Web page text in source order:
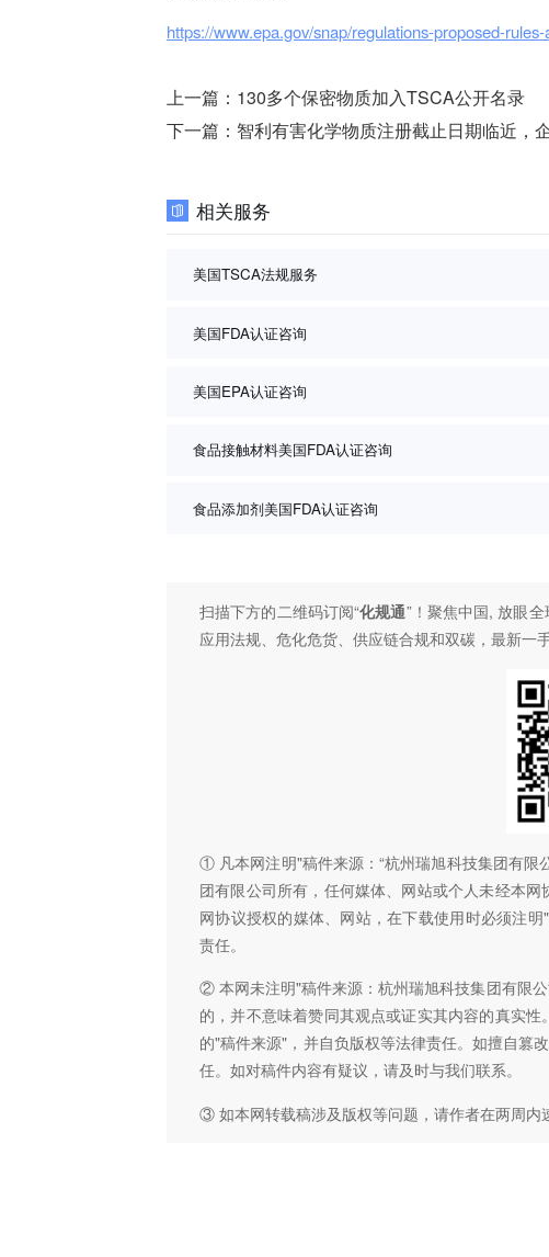
https://www.epa.gov/snap/regulations-proposed-
上一篇： 130多个保密物质加入TSCA公开名录
下一篇： 智利有害化学物质注册截止日期临近，
相关服务
美国TSCA法规服务
美国FDA认证咨询
美国EPA认证咨询
食品接触材料美国FDA认证咨询
食品添加剂美国FDA认证咨询
扫描下方的二维码订阅“化规通”！聚焦中国, 放眼
应用法规、危化危货、供应链合规和双碳，最新一手
① 凡本网注明"稿件来源：“杭州瑞旭科技集团有限
团有限公司所有，任何媒体、网站或个人未经本
网协议授权的媒体、网站，在下载使用时必须注
责任。
② 本网未注明"稿件来源：杭州瑞旭科技集团有限
的，并不意味着赞同其观点或证实其内容的真实
的"稿件来源"，并自负版权等法律责任。如擅自篡
任。如对稿件内容有疑议，请及时与我们联系。
③ 如本网转载稿涉及版权等问题，请作者在两周内